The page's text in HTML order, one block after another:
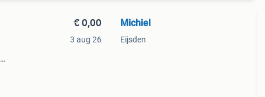
€ 0,00
3 aug 26
Michiel
Eijsden